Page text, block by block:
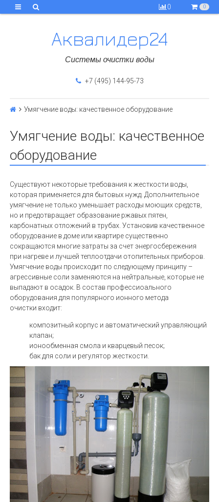
0 0
Аквалидер24
Системы очистки воды
+7 (495) 144-95-73
Умягчение воды: качественное оборудование
Умягчение воды: качественное
оборудование
Существуют некоторые требования к жесткости воды,
которая применяется для бытовых нужд. Дополнительное
умягчение не только уменьшает расходы моющих средств,
но и предотвращает образование ржавых пятен,
карбонатных отложений в трубах. Установив качественное
оборудование в доме или квартире существенно
сокращаются многие затраты за счет энергосбережения
при нагреве и лучшей теплоотдачи отопительных приборов.
Умягчение воды происходит по следующему принципу –
агрессивные соли заменяются на нейтральные, которые не
выпадают в осадок. В состав профессиоального
оборудования для популярного ионного метода
очистки входит:
композитный корпус и автоматический управляющий
клапан;
ионообменная смола и кварцевый песок;
бак для соли и регулятор жесткости.